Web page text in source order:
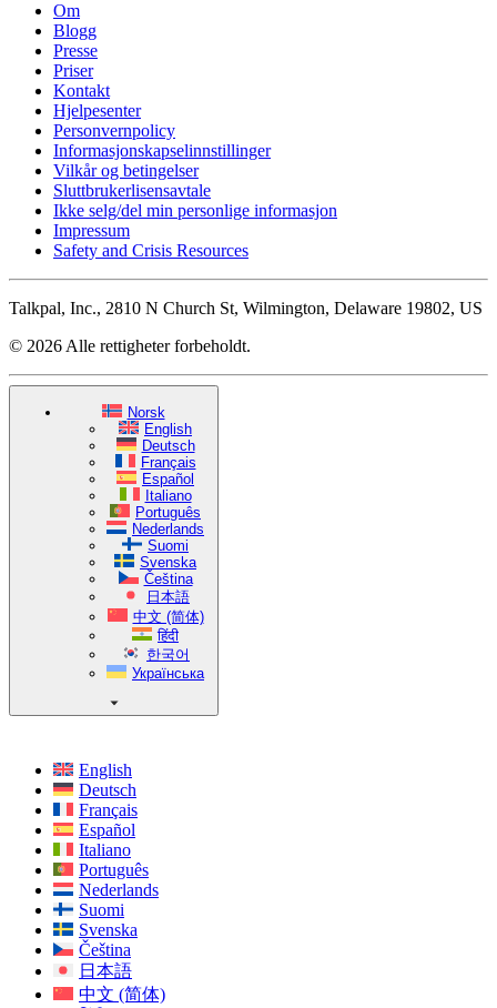
Om
Blogg
Presse
Priser
Kontakt
Hjelpesenter
Personvernpolicy
Informasjonskapselinnstillinger
Vilkår og betingelser
Sluttbrukerlisensavtale
Ikke selg/del min personlige informasjon
Impressum
Safety and Crisis Resources
Talkpal, Inc., 2810 N Church St, Wilmington, Delaware 19802, US
© 2026 Alle rettigheter forbeholdt.
Norsk
English
Deutsch
Français
Español
Italiano
Português
Nederlands
Suomi
Svenska
Čeština
日本語
中文 (简体)
हिंदी
한국어
Українська
English
Deutsch
Français
Español
Italiano
Português
Nederlands
Suomi
Svenska
Čeština
日本語
中文 (简体)